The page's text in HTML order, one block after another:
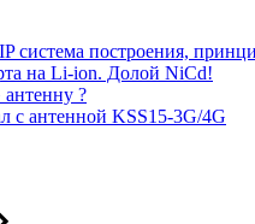
система построения,
на Li-ion. Долой NiCd!
?
с антенной KSS15-3G/4G